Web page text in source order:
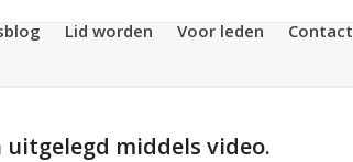
Lid worden Voor leden Contact
uitgelegd middels video.